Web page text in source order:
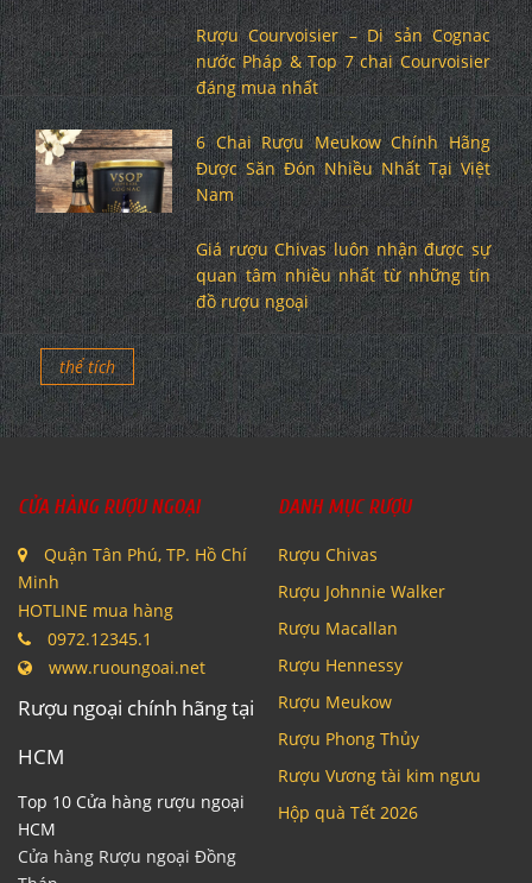
Rượu Courvoisier – Di sản Cognac
nước Pháp & Top 7 chai Courvoisier
đáng mua nhất
6 Chai Rượu Meukow Chính Hãng
Được Săn Đón Nhiều Nhất Tại Việt
Nam
Giá rượu Chivas luôn nhận được sự
quan tâm nhiều nhất từ những tín
đồ rượu ngoại
thể tích
CỬA HÀNG RƯỢU NGOẠI
Quận Tân Phú, TP. Hồ Chí
Minh
HOTLINE mua hàng
0972.12345.1
www.ruoungoai.net
Rượu ngoại chính hãng tại
HCM
Top 10 Cửa hàng rượu ngoại
HCM
Cửa hàng Rượu ngoại Đồng
DANH MỤC RƯỢU
Rượu Chivas
Rượu Johnnie Walker
Rượu Macallan
Rượu Hennessy
Rượu Meukow
Rượu Phong Thủy
Rượu Vương tài kim ngưu
Hộp quà Tết 2026